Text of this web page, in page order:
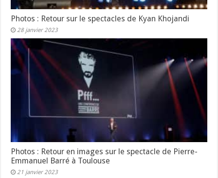
Photos : Retour sur le spectacles de Kyan Khojandi
28 janvier 2023
Photos : Retour en images sur le spectacle de Pierre-
Emmanuel Barré à Toulouse
21 janvier 2023